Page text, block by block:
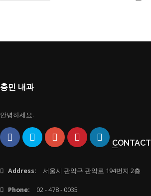
충민 내과
안녕하세요.
CONTACT
Address: 서울시 관악구 관악로 194번지 2층
Phone: 02 - 478 - 0035